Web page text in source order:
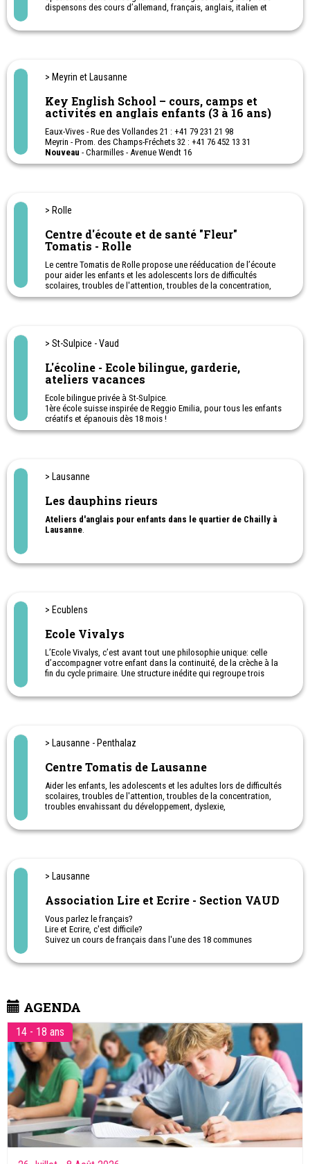
dispensons des cours d’allemand, français, anglais, italien et
> Meyrin et Lausanne
Key English School – cours, camps et
activités en anglais enfants (3 à 16 ans)
Eaux-Vives - Rue des Vollandes 21 : +41 79 231 21 98
Meyrin - Prom. des Champs-Fréchets 32 : +41 76 452 13 31
Nouveau - Charmilles - Avenue Wendt 16
Lausanne et Bussigny
Lausanne et région durant l’année scolaire et pendant les
vacances.
Ateliers à thème : Halloween, Noël, Pâques…
Leçons privées pour francophone et anglophone.
> Rolle
Centre d'écoute et de santé "Fleur"
Tomatis - Rolle
Le centre Tomatis de Rolle propose une rééducation de l’écoute
pour aider les enfants et les adolescents lors de difficultés
scolaires, troubles de l'attention, troubles de la concentration,
hyperactivité, dyslexie, dysorthographie, troubles
> St-Sulpice - Vaud
L'écoline - Ecole bilingue, garderie,
ateliers vacances
Ecole bilingue privée à St-Sulpice.
1ère école suisse inspirée de Reggio Emilia, pour tous les enfants
créatifs et épanouis dès 18 mois !
En plus de l'école pour les 1-2P (4-6 ans), l'écoline propose un
parascolaire pour les enfants de 4 à 10 ans, inscrits en 1-6P à St
Sulpice de 11h45 à 18h30.
Danse, Capoeira ou encore English club.
la parentalité.
Ateliers et activités vacances pour les enfants de 2.5 à 9 ans,
Un espace de travail au calme dans notre coworking pour les
> Lausanne
Les dauphins rieurs
Ateliers d'anglais pour enfants dans le quartier de Chailly à
Lausanne
> Ecublens
Ecole Vivalys
L’Ecole Vivalys, c’est avant tout une philosophie unique: celle
d’accompagner votre enfant dans la continuité, de la crèche à la
fin du cycle primaire. Une structure inédite qui regroupe trois
> Lausanne - Penthalaz
Centre Tomatis de Lausanne
Aider les enfants, les adolescents et les adultes lors de difficultés
scolaires, troubles de l'attention, troubles de la concentration,
troubles envahissant du développement, dyslexie,
complémentaire pour médecine alternative.
> Lausanne
Association Lire et Ecrire - Section VAUD
Vous parlez le français?
Lire et Ecrire, c'est difficile?
Suivez un cours de français dans l'une des 18 communes
AGENDA
14 - 18 ans